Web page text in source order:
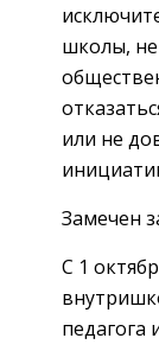
школы, не
или не
Замечен
С 1
педагога